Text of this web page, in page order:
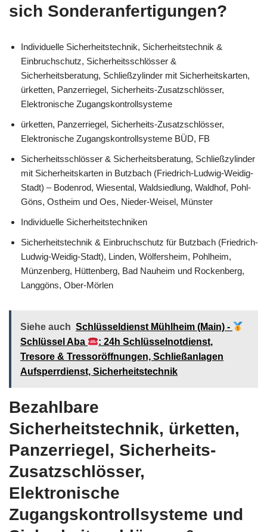
sich Sonderanfertigungen?
Individuelle Sicherheitstechnik, Sicherheitstechnik &
Einbruchschutz, Sicherheitsschlösser &
Sicherheitsberatung, Schließzylinder mit Sicherheitskarten,
ürketten, Panzerriegel, Sicherheits-Zusatzschlösser,
Elektronische Zugangskontrollsysteme
ürketten, Panzerriegel, Sicherheits-Zusatzschlösser,
Elektronische Zugangskontrollsysteme BÜD, FB
Sicherheitsschlösser & Sicherheitsberatung, Schließzylinder
mit Sicherheitskarten in Butzbach (Friedrich-Ludwig-Weidig-
Stadt) – Bodenrod, Wiesental, Waldsiedlung, Waldhof, Pohl-
Göns, Ostheim und Oes, Nieder-Weisel, Münster
Individuelle Sicherheitstechniken
Sicherheitstechnik & Einbruchschutz für Butzbach (Friedrich-
Ludwig-Weidig-Stadt), Linden, Wölfersheim, Pohlheim,
Münzenberg, Hüttenberg, Bad Nauheim und Rockenberg,
Langgöns, Ober-Mörlen
Siehe auch Schlüsseldienst Mühlheim (Main) -
Schlüssel Aba
: 24h Schlüsselnotdienst,
Tresore & Tressoröffnungen, Schließanlagen
Aufsperrdienst, Sicherheitstechnik
Bezahlbare
Sicherheitstechnik, ürketten,
Panzerriegel, Sicherheits-
Zusatzschlösser,
Elektronische
Zugangskontrollsysteme und